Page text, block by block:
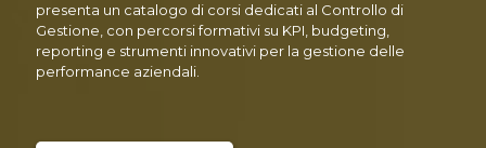
presenta un catalogo di corsi dedicati al Controllo di
Gestione, con percorsi formativi su KPI, budgeting,
reporting e strumenti innovativi per la gestione delle
performance aziendali.